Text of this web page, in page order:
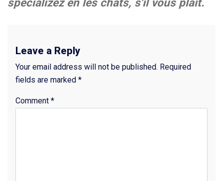
Leave a Reply
Your email address will not be published. Required
fields are marked *
Comment *